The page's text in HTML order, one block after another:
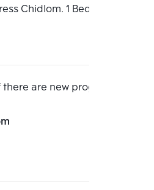
Chidlom. 1 Bedroom 56
are new program